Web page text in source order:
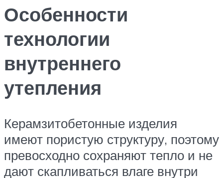
Особенности
технологии
внутреннего
утепления
Керамзитобетонные изделия
имеют пористую структуру, поэтому
превосходно сохраняют тепло и не
дают скапливаться влаге внутри